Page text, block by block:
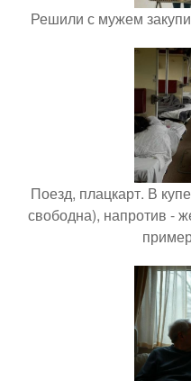
Решили с мужем
Поезд, плацкарт. В
свободна), напротив -